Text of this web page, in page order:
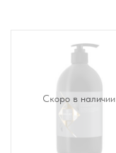
Скоро в наличии